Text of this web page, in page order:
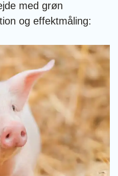
med grøn
og effektmåling: